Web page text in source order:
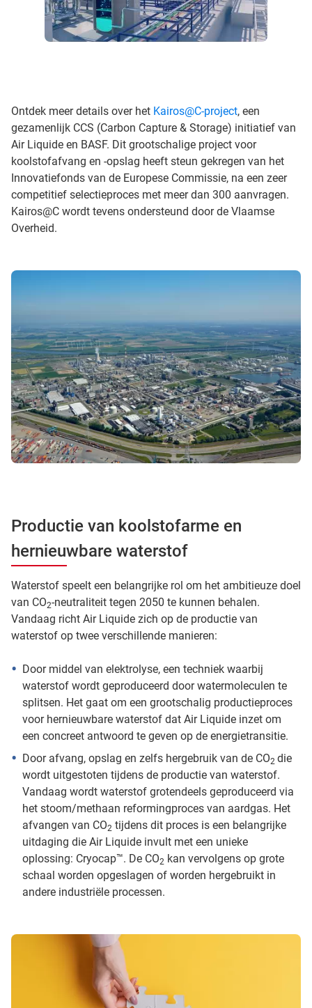
Ontdek meer details over het Kairos@C-project, een
gezamenlijk CCS (Carbon Capture & Storage) initiatief van
Air Liquide en BASF. Dit grootschalige project voor
koolstofafvang en -opslag heeft steun gekregen van het
Innovatiefonds van de Europese Commissie, na een zeer
competitief selectieproces met meer dan 300 aanvragen.
Kairos@C wordt tevens ondersteund door de Vlaamse
Overheid.
Productie van koolstofarme en
hernieuwbare waterstof
Waterstof speelt een belangrijke rol om het ambitieuze doel
van CO2-neutraliteit tegen 2050 te kunnen behalen.
Vandaag richt Air Liquide zich op de productie van
waterstof op twee verschillende manieren:
Door middel van elektrolyse, een techniek waarbij
waterstof wordt geproduceerd door watermoleculen te
splitsen. Het gaat om een grootschalig productieproces
voor hernieuwbare waterstof dat Air Liquide inzet om
een concreet antwoord te geven op de energietransitie.
Door afvang, opslag en zelfs hergebruik van de CO2 die
wordt uitgestoten tijdens de productie van waterstof.
Vandaag wordt waterstof grotendeels geproduceerd via
het stoom/methaan reformingproces van aardgas. Het
afvangen van CO2 tijdens dit proces is een belangrijke
uitdaging die Air Liquide invult met een unieke
oplossing: Cryocap™. De CO2 kan vervolgens op grote
schaal worden opgeslagen of worden hergebruikt in
andere industriële processen.